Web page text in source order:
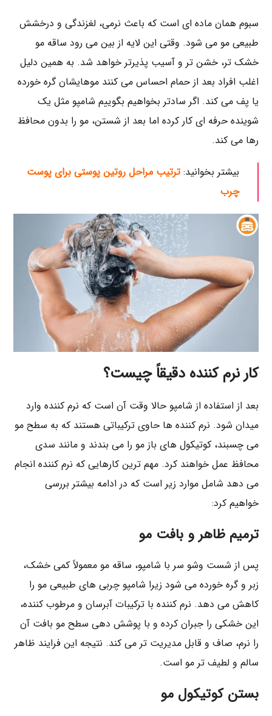
سبوم همان ماده ‌ای است که باعث نرمی، لغزندگی و درخشش
طبیعی مو می ‌شود. وقتی این لایه از بین می ‌رود ساقه مو
خشک‌ تر، خشن ‌تر و آسیب ‌پذیرتر خواهد شد. به همین دلیل
اغلب افراد بعد از حمام احساس می ‌کنند موهایشان گره خورده
یا پف می ‌کند. اگر سادتر بخواهیم بگوییم شامپو مثل یک
شوینده حرفه ‌ای کار کرده اما بعد از شستن، مو را بدون محافظ
رها می‌ کند.
بیشتر بخوانید:ترتیب مراحل روتین پوستی برای پوست
چرب
کار نرم‌ کننده دقیقاً چیست؟
بعد از استفاده از شامپو حالا وقت آن است که نرم ‌کننده وارد
میدان شود. نرم ‌کننده ‌ها حاوی ترکیباتی هستند که به سطح مو
می ‌چسبند، کوتیکول ‌های باز مو را می ‌بندند و مانند سدی
محافظ عمل خواهند کرد. مهم ‌ترین کارهایی که نرم‌ کننده انجام
می‌ دهد شامل موارد زیر است که در ادامه بیشتر بررسی
خواهیم کرد:
ترمیم ظاهر و بافت مو
پس از شست‌ وشو سر با شامپو، ساقه مو معمولاً کمی خشک،
زبر و گره‌ خورده می ‌شود زیرا شامپو چربی ‌های طبیعی مو را
کاهش می ‌دهد. نرم ‌کننده با ترکیبات آبرسان و مرطوب ‌کننده،
این خشکی را جبران کرده و با پوشش‌ دهی سطح مو بافت آن
را نرم، صاف و قابل ‌مدیریت ‌تر می‌ کند. نتیجه این فرایند ظاهر
سالم‌ و لطیف‌ تر مو است.
بستن کوتیکول مو